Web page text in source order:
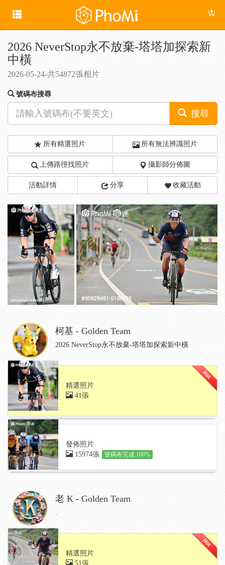
2026 NeverStop永不放棄-塔塔加探索新
中橫
2026-05-24-共54872張相片
號碼布搜尋
搜尋
所有精選照片 所有無法辨識照片
上傳路徑找照片 攝影師分佈圖
活動詳情 分享 收藏活動
柯基 - Golden Team
2026 NeverStop永不放棄-塔塔加探索新中橫
精選照片
41張
發佈照片
15974張
號碼布完成:100%
老 K - Golden Team
.
精選照片
51張